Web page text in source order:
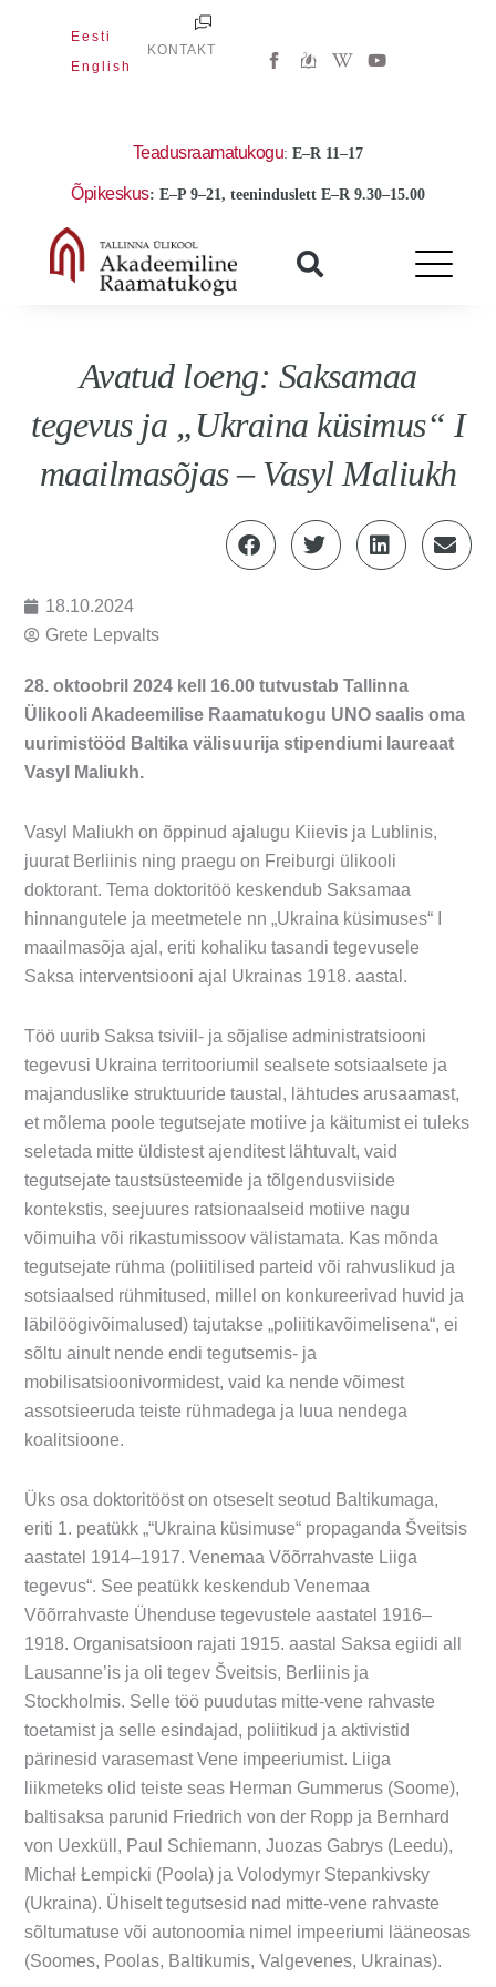
Eesti
English
KONTAKT
W
i
d
-
Y
o
Teadusraamatukogu:E–R 11–17
Õpikeskus: E–P 9–21, teeninduslett E–R 9.30–15.00
Avatud loeng: Saksamaa
tegevus ja „Ukraina küsimus“ I
maailmasõjas – Vasyl Maliukh
18.10.2024
Grete Lepvalts
28. oktoobril 2024 kell 16.00 tutvustab Tallinna
Ülikooli Akadeemilise Raamatukogu UNO saalis oma
uurimistööd Baltika välisuurija stipendiumi laureaat
Vasyl Maliukh.
Vasyl Maliukh on õppinud ajalugu Kiievis ja Lublinis,
juurat Berliinis ning praegu on Freiburgi ülikooli
doktorant. Tema doktoritöö keskendub Saksamaa
hinnangutele ja meetmetele nn „Ukraina küsimuses“ I
maailmasõja ajal, eriti kohaliku tasandi tegevusele
Saksa interventsiooni ajal Ukrainas 1918. aastal.
Töö uurib Saksa tsiviil- ja sõjalise administratsiooni
tegevusi Ukraina territooriumil sealsete sotsiaalsete ja
majanduslike struktuuride taustal, lähtudes arusaamast,
et mõlema poole tegutsejate motiive ja käitumist ei tuleks
seletada mitte üldistest ajenditest lähtuvalt, vaid
tegutsejate taustsüsteemide ja tõlgendusviiside
kontekstis, seejuures ratsionaalseid motiive nagu
võimuiha või rikastumissoov välistamata. Kas mõnda
tegutsejate rühma (poliitilised parteid või rahvuslikud ja
sotsiaalsed rühmitused, millel on konkureerivad huvid ja
läbilöögivõimalused) tajutakse „poliitikavõimelisena“, ei
sõltu ainult nende endi tegutsemis- ja
mobilisatsioonivormidest, vaid ka nende võimest
assotsieeruda teiste rühmadega ja luua nendega
koalitsioone.
Üks osa doktoritööst on otseselt seotud Baltikumaga,
eriti 1. peatükk „“Ukraina küsimuse“ propaganda Šveitsis
aastatel 1914–1917. Venemaa Võõrrahvaste Liiga
tegevus“. See peatükk keskendub Venemaa
Võõrrahvaste Ühenduse tegevustele aastatel 1916–
1918. Organisatsioon rajati 1915. aastal Saksa egiidi all
Lausanne’is ja oli tegev Šveitsis, Berliinis ja
Stockholmis. Selle töö puudutas mitte-vene rahvaste
toetamist ja selle esindajad, poliitikud ja aktivistid
pärinesid varasemast Vene impeeriumist. Liiga
liikmeteks olid teiste seas Herman Gummerus (Soome),
baltisaksa parunid Friedrich von der Ropp ja Bernhard
von Uexküll, Paul Schiemann, Juozas Gabrys (Leedu),
Michał Łempicki (Poola) ja Volodymyr Stepankivsky
(Ukraina). Ühiselt tegutsesid nad mitte-vene rahvaste
sõltumatuse või autonoomia nimel impeeriumi lääneosas
(Soomes, Poolas, Baltikumis, Valgevenes, Ukrainas).